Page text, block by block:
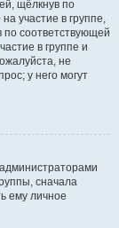
щёлкнув по
участие в группе,
по соответствующей
в группе и
не
у него могут
сначала
ему личное